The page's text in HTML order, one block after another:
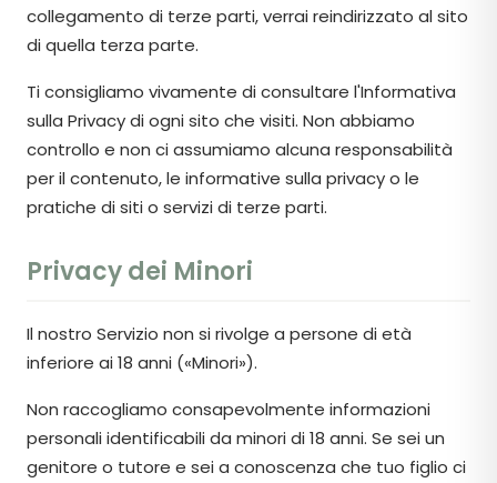
collegamento di terze parti, verrai reindirizzato al sito
di quella terza parte.
Ti consigliamo vivamente di consultare l'Informativa
sulla Privacy di ogni sito che visiti. Non abbiamo
controllo e non ci assumiamo alcuna responsabilità
per il contenuto, le informative sulla privacy o le
pratiche di siti o servizi di terze parti.
Privacy dei Minori
Il nostro Servizio non si rivolge a persone di età
inferiore ai 18 anni («Minori»).
Non raccogliamo consapevolmente informazioni
personali identificabili da minori di 18 anni. Se sei un
genitore o tutore e sei a conoscenza che tuo figlio ci